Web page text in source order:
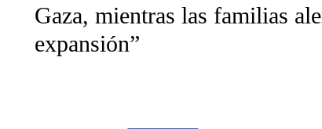
Gaza, mientras las familias
expansión”